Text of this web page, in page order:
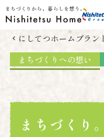
chevron_left にしてつホームブラン
まちづくりへの想い
まちづくり。